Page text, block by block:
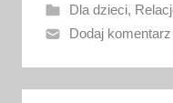
a
n
Dla dzieci,
Dodaj komentarz